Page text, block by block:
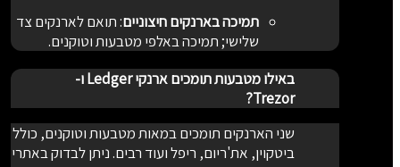
תמיכה בארנקים חיצוניים:תואם לארנקים צד
שלישי; תמיכה באלפי מטבעות וטוקנים.
באילו מטבעות תומכים ארנקי Ledger ו-
Trezor?
שני הארנקים תומכים במאות מטבעות וטוקנים, כולל
ביטקוין, את'ריום, ריפל ועוד רבים. ניתן לבדוק באתרי